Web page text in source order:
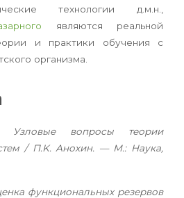
технологии д.м.н.,
являются реальной
и практики обучения с
организма.
вопросы теории
/ П.K. Анохин. — М.: Наука,
функциональных резервов